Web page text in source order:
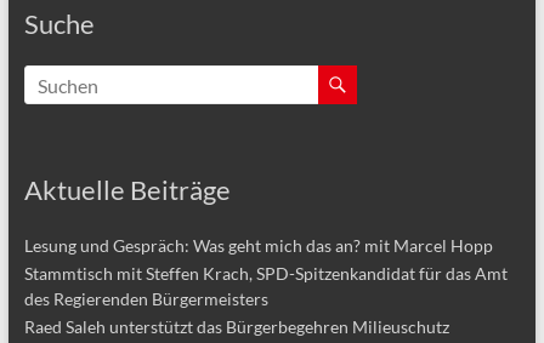
Suche
Aktuelle Beiträge
Lesung und Gespräch: Was geht mich das an? mit Marcel Hopp
Stammtisch mit Steffen Krach, SPD-Spitzenkandidat für das Amt
des Regierenden Bürgermeisters
Raed Saleh unterstützt das Bürgerbegehren Milieuschutz